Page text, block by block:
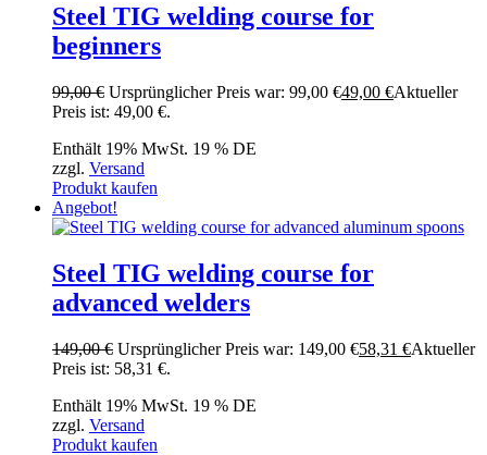
Steel TIG welding course for
beginners
99,00€ Ursprünglicher Preis war: 99,00 €49,00 €Aktueller
Preis ist: 49,00 €.
Enthält 19% MwSt. 19 % DE
zzgl. Versand
Produkt kaufen
Angebot!
Steel TIG welding course for
advanced welders
149,00€ Ursprünglicher Preis war: 149,00 €58,31 €Aktueller
Preis ist: 58,31 €.
Enthält 19% MwSt. 19 % DE
zzgl. Versand
Produkt kaufen